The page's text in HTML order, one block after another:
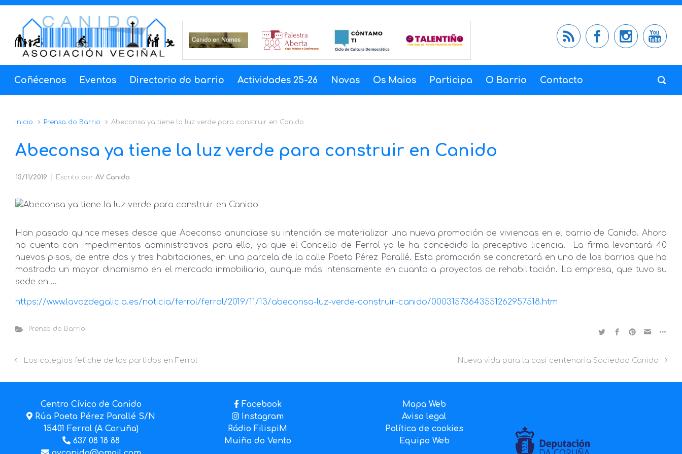
Coñécenos Eventos Directorio do barrio Actividades 25-26 Novas Os Maios Participa O Barrio Contacto
Inicio Prensa do Barrio Abeconsa ya tiene la luz verde para construir en Canido
Abeconsa ya tiene la luz verde para construir en Canido
13/11/2019 Escrito por AV Canido
Han pasado quince meses desde que Abeconsa anunciase su intención de materializar una nueva promoción de viviendas en el barrio de Canido. Ahora
no cuenta con impedimentos administrativos para ello, ya que el Concello de Ferrol ya le ha concedido la preceptiva licencia. La firma levantará 40
nuevos pisos, de entre dos y tres habitaciones, en una parcela de la calle Poeta Pérez Parallé. Esta promoción se concretará en uno de los barrios que ha
mostrado un mayor dinamismo en el mercado inmobiliario, aunque más intensamente en cuanto a proyectos de rehabilitación. La empresa, que tuvo su
sede en …
https://www.lavozdegalicia.es/noticia/ferrol/ferrol/2019/11/13/abeconsa-luz-verde-construir-canido/00031573643551262957518.htm
Prensa do Barrio
Los colegios fetiche de los partidos en Ferrol Nueva vida para la casi centenaria Sociedad Canido
Centro Cívico de Canido
Rúa Poeta Pérez Parallé S/N
15401 Ferrol (A Coruña)
637 08 18 88
Facebook
Instagram
Rádio FilispiM
Muiño do Vento
Mapa Web
Aviso legal
Política de cookies
Equipo Web